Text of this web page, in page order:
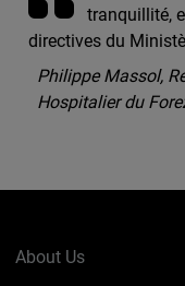
tranquillité,
directives du
Philippe Massol,
Hospitalier du
About Us